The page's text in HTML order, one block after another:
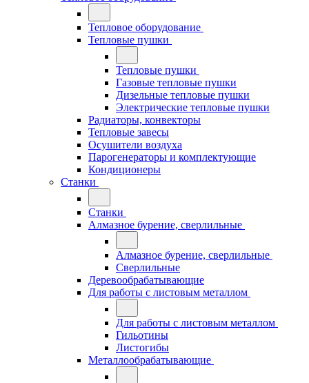
Тепловое оборудование
Тепловые пушки
Тепловые пушки
Газовые тепловые пушки
Дизельные тепловые пушки
Электрические тепловые пушки
Радиаторы, конвекторы
Тепловые завесы
Осушители воздуха
Парогенераторы и комплектующие
Кондиционеры
Станки
Станки
Алмазное бурение, сверлильные
Алмазное бурение, сверлильные
Сверлильные
Деревообрабатывающие
Для работы с листовым металлом
Для работы с листовым металлом
Гильотины
Листогибы
Металлообрабатывающие